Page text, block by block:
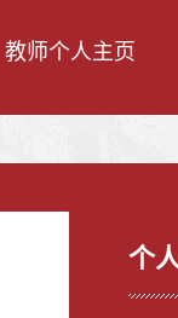
教师个人主页
个